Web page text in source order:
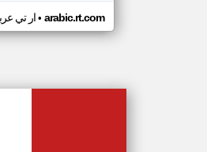
ار تي• arabic.rt.com